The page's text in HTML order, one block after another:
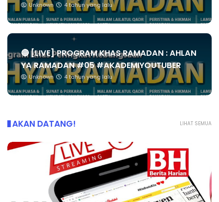
Unknown 4 tahun yang lalu
🔴 [LIVE] PROGRAM KHAS RAMADAN : AHLAN
YA RAMADAN #05 #AKADEMIYOUTUBER
Unknown 4 tahun yang lalu
LIHAT SEMUA
AKAN DATANG!